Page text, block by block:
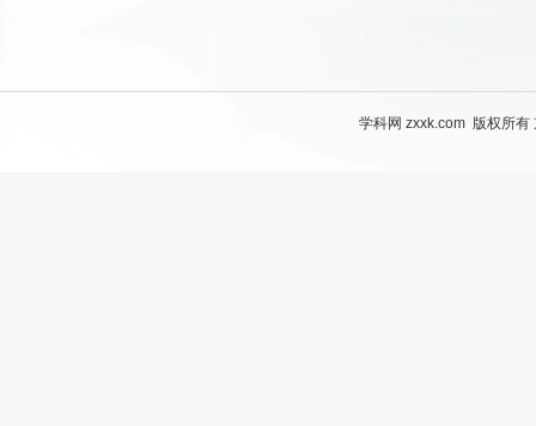
学科网 zxxk.com 版权所有